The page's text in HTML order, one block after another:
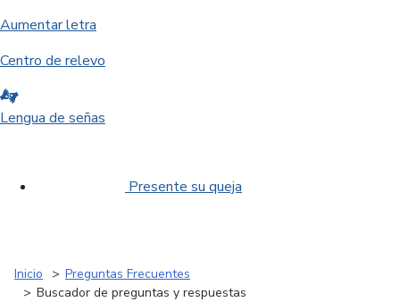
Aumentar letra
Centro de relevo
Lengua de señas
Presente su queja
Inicio
Preguntas Frecuentes
Buscador de preguntas y respuestas